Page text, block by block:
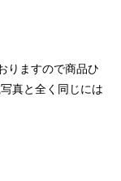
りますので商品ひ
真と全く同じには